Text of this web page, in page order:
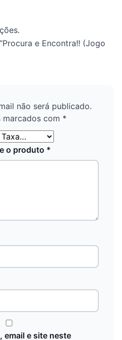
e Encontra!! (Jogo
não será publicado.
com *
o produto *
email e site neste